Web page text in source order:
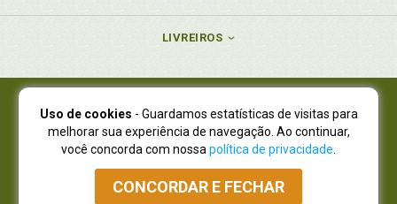
LIVREIROS
Juruá Editora Ltda., CNPJ 77.535.508/0001-19
Juruá Informática Ltda., CNPJ 01.701.561/0001-80
NOVO ENDEREÇO:R. Flávio Dallegrave, 7665, São Lourenço |
Curitiba - Paraná - CEP 82210-310
Atendimento: (41) 4009-3900|Vendas Atacado: (41) 4009-3939
Uso de cookies - Guardamos estatísticas de visitas para
melhorar sua experiência de navegação. Ao continuar,
você concorda com nossa política de privacidade
CONCORDAR E FECHAR